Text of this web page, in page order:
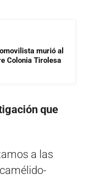
murió al
Colonia Tirolesa
que
a las